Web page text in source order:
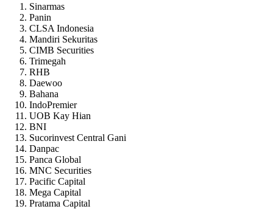
Sinarmas
Panin
CLSA Indonesia
Mandiri Sekuritas
CIMB Securities
Trimegah
RHB
Daewoo
Bahana
IndoPremier
UOB Kay Hian
BNI
Sucorinvest Central Gani
Danpac
Panca Global
MNC Securities
Pacific Capital
Mega Capital
Pratama Capital